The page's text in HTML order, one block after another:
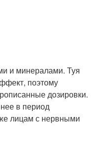
и минералами. Туя
поэтому
дозировки.
в период
лицам с нервными